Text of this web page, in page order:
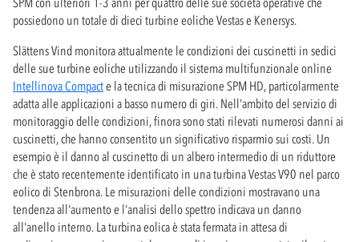
possiedono un totale di dieci turbine eoliche Vestas e Kenersys.
Slättens Vind monitora attualmente le condizioni dei cuscinetti in sedici
delle sue turbine eoliche utilizzando il sistema multifunzionale online
Intellinova Compacte la tecnica di misurazione SPM HD, particolarmente
adatta alle applicazioni a basso numero di giri. Nell'ambito del servizio di
monitoraggio delle condizioni, finora sono stati rilevati numerosi danni ai
cuscinetti, che hanno consentito un significativo risparmio sui costi. Un
esempio è il danno al cuscinetto di un albero intermedio di un riduttore
che è stato recentemente identificato in una turbina Vestas V90 nel parco
eolico di Stenbrona. Le misurazioni delle condizioni mostravano una
tendenza all'aumento e l'analisi dello spettro indicava un danno
all'anello interno. La turbina eolica è stata fermata in attesa di